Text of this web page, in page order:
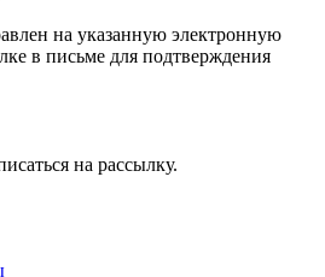
на указанную электронную
в письме для подтверждения
на рассылку.